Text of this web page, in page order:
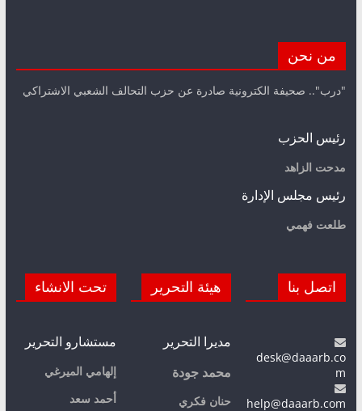
من نحن
"درب".. صحيفة الكترونية صادرة عن حزب التحالف الشعبي الاشتراكي
رئيس الحزب
مدحت الزاهد
رئيس مجلس الإدارة
طلعت فهمي
اتصل بنا
desk@daaarb.co
m
help@daaarb.com
هيئة التحرير
مديرا التحرير
محمد جودة
حنان فكري
تحت الانشاء
مستشارو التحرير
إلهامي الميرغي
أحمد سعد